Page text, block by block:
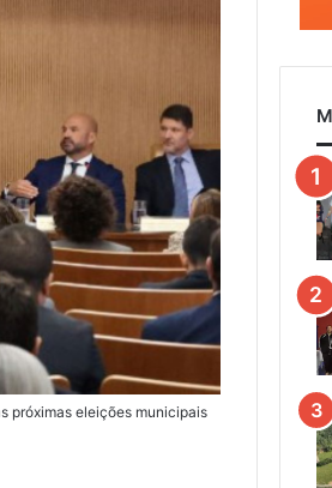
próximas eleições municipais